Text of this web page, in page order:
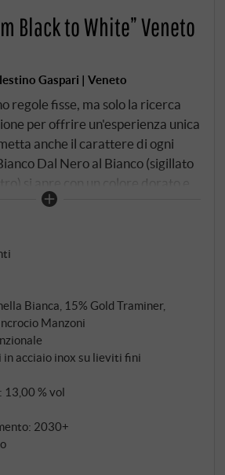
Black to White” Veneto
Gaspari | Veneto
regole fisse, ma solo la ricerca
per offrire un'esperienza unica
anche il carattere di ogni
Dal Nero al Bianco (sigillato
si apre con un colore dorato e
tipica delle uve che non
una mutazione scoperta per
e unica in Italia.
Bianca, 15% Gold Traminer,
Manzoni
acciaio inox su lieviti fini
13,00 % vol
2030+